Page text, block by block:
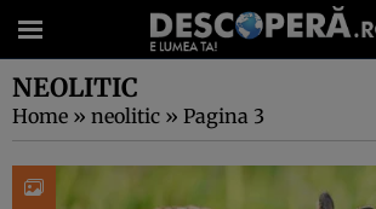
NEOLITIC
Home » neolitic » Pagina 3